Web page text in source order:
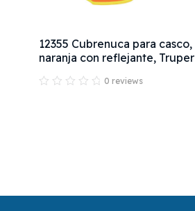
12355 Cubrenuca para casco,
naranja con reflejante, Truper
0 reviews